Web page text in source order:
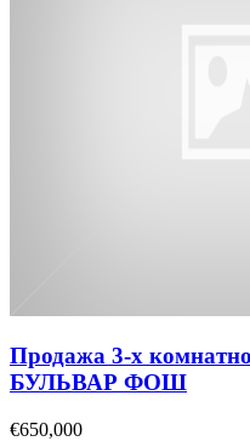
Продажа 3-х
БУЛЬВАР ФОШ
€650,000